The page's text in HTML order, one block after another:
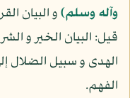
وآله وسلم)و البيان
قيل: البيان الخير و
الهدى و سبيل الضلال
الفهم.